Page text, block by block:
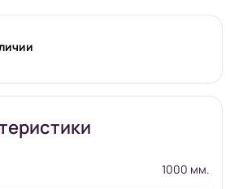
1000 мм.